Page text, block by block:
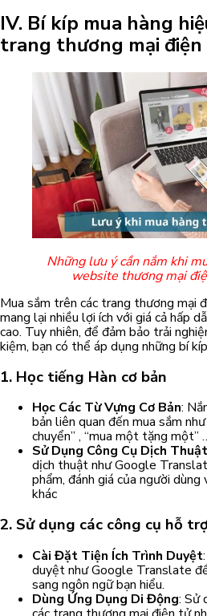
IV. Bí kíp mua hàng
trang thương mại điện
Những lưu ý cần nắm khi
website thương mại
Mua sắm trên các trang thương mại
mang lại nhiều lợi ích với giá cả hấp
cao. Tuy nhiên, để đảm bảo trải
kiệm, bạn có thể áp dụng những bí
1. Học tiếng Hàn cơ bản
Học Các Từ Vựng Cơ Bản:
bản liên quan đến mua sắm như
chuyển” , “mua một tặng một”
Sử Dụng Công Cụ Dịch Thuật
dịch thuật như Google
phẩm, đánh giá của người
khác
2. Sử dụng các công cụ hỗ
Cài Đặt Tiện Ích Trình Duyệt
duyệt như Google Translate
sang ngôn ngữ bạn hiểu.
Dùng Ứng Dụng Di Động: Sử